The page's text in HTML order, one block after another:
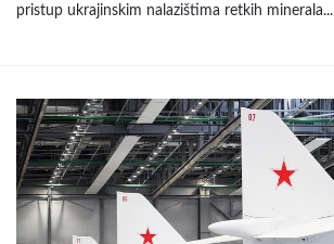
pristup ukrajinskim nalazištima retkih minerala...